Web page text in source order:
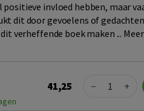
invloed hebben, maar
dit door gevoelens of
verheffende boek maken ... Meer
41,25 Quantity
− +